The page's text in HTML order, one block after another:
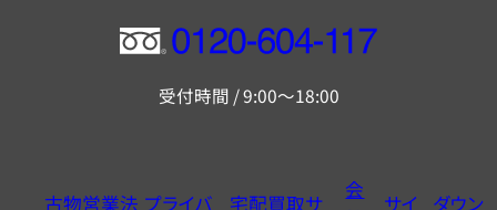
フ
ー
受付時間 / 9:00～18:00
古物営業法 プライバ
宅配買取サ
会
サイ
ダウン